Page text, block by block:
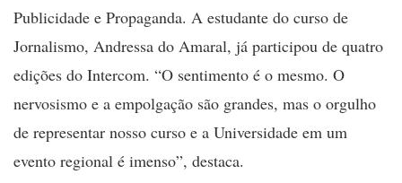
Publicidade e Propaganda. A estudante do curso de
Jornalismo, Andressa do Amaral, já participou de quatro
edições do Intercom. “O sentimento é o mesmo. O
nervosismo e a empolgação são grandes, mas o orgulho
de representar nosso curso e a Universidade em um
evento regional é imenso”, destaca.